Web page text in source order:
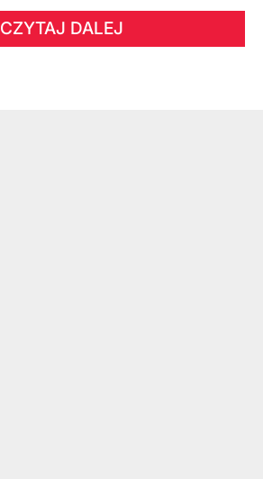
CZYTAJ DALEJ